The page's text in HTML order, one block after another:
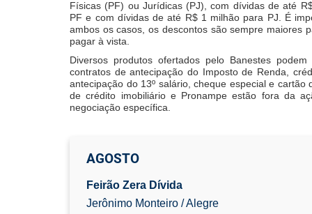
Físicas (PF) ou Jurídicas (PJ), com dívidas de até
PF e com dívidas de até R$ 1 milhão para PJ. É
ambos os casos, os descontos são sempre maiores
pagar à vista.
Diversos produtos ofertados pelo Banestes
contratos de antecipação do Imposto de Renda,
antecipação do 13º salário, cheque especial e cartão
de crédito imobiliário e Pronampe estão fora da
negociação específica.
AGOSTO
Feirão Zera Dívida
Jerônimo Monteiro / Alegre